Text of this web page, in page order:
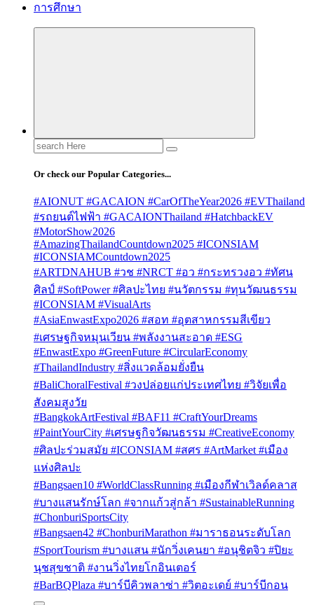
การศึกษา
Search
for:
Or check our Popular Categories...
#AIONUT #GACAION #CarOfTheYear2026 #EVThailand
#รถยนต์ไฟฟ้า #GACAIONThailand #HatchbackEV
#MotorShow2026
#AmazingThailandCountdown2025 #ICONSIAM
#ICONSIAMCountdown2025
#ARTDNAHUB #วช #NRCT #อว #กระทรวงอว #ทัศน
ศิลป์ #SoftPower #ศิลปะไทย #นวัตกรรม #ทุนวัฒนธรรม
#ICONSIAM #VisualArts
#AsiaEnwastExpo2026 #สอท #อุตสาหกรรมสีเขียว
#เศรษฐกิจหมุนเวียน #พลังงานสะอาด #ESG
#EnwastExpo #GreenFuture #CircularEconomy
#ThailandIndustry #สิ่งแวดล้อมยั่งยืน
#BaliChoralFestival #วงปล่อยแก่ประเทศไทย #วิจัยเพื่อ
สังคมสูงวัย
#BangkokArtFestival #BAF11 #CraftYourDreams
#PaintYourCity #เศรษฐกิจวัฒนธรรม #CreativeEconomy
#ศิลปะร่วมสมัย #ICONSIAM #สศร #ArtMarket #เมือง
แห่งศิลปะ
#Bangsaen10 #WorldClassRunning #เมืองกีฬาเวิลด์คลาส
#บางแสนรักษ์โลก #จากแก้วสู่กล้า #SustainableRunning
#ChonburiSportsCity
#Bangsaen42 #ChonburiMarathon #มาราธอนระดับโลก
#SportTourism #บางแสน #นักวิ่งเคนยา #อนุชิตจิว #ปิยะ
นุชสุขชาติ #งานวิ่งไทยโกอินเตอร์
#BarBQPlaza #บาร์บีคิวพลาซ่า #วิตอะเดย์ #บาร์บีกอน